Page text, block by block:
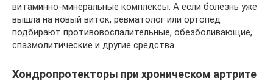
витаминно-минеральные комплексы. А если болезнь уже
вышла на новый виток, ревматолог или ортопед
подбирают противовоспалительные, обезболивающие,
спазмолитические и другие средства.
Хондропротекторы при хроническом артрите